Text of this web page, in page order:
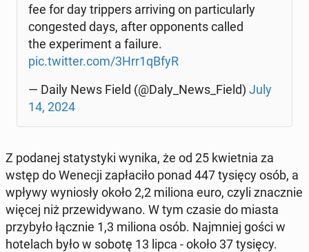
fee for day trip­pers ar­ri­ving on par­ti­cu­lar­ly
con­ge­sted days, after op­po­nents called
the expe­ri­ment a failure.
pic.twitter.com/3Hrr1qBfyR
— Daily News Field (@Daly_News_Field) July
14, 2024
Z podanej sta­ty­sty­ki wynika, że od 25 kwiet­nia za
wstęp do Wenecji za­pła­ci­ło ponad 447 tysięcy osób, a
wpływy wy­nio­sły około 2,2 miliona euro, czyli znacz­nie
więcej niż prze­wi­dy­wa­no. W tym czasie do miasta
przy­by­ło łącznie 1,3 miliona osób. Naj­mniej gości w
ho­te­lach było w sobotę 13 lipca - około 37 tysięcy.